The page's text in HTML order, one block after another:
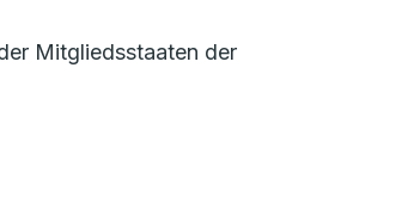
Mitgliedsstaaten der